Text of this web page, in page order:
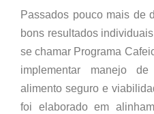
Passados pouco mais de
bons resultados
se chamar Programa
implementar manejo
alimento seguro e
foi elaborado em